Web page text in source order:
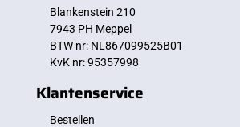
Blankenstein 210
7943 PH Meppel
BTW nr: NL867099525B01
KvK nr: 95357998
Klantenservice
Bestellen